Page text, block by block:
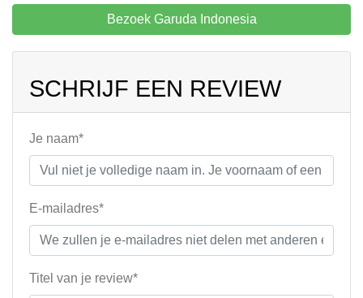
Bezoek Garuda Indonesia
SCHRIJF EEN REVIEW
Je naam*
E-mailadres*
Titel van je review*